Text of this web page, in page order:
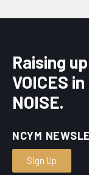
Raising
VOICES
NOISE.
NCYM
Sign Up